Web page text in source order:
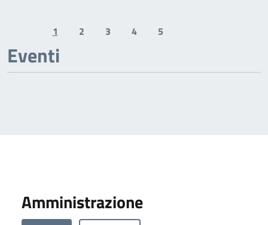
Previous page
1 2 3 4 5
Eventi
Amministrazione